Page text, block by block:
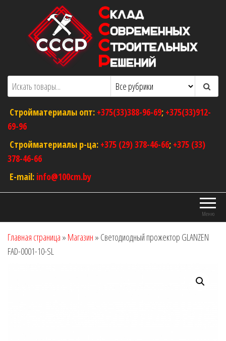
содержимому
ООО "Склад Современных Строительных
Решений"
Оптовый магазин строительных
материалов
Стройматериалы опт: +375(33)388-96-69; +375(33)912-
69-96
Стройматериалы р-ца: +375 (29) 378-46-66; +375 (33)
378-46-66
E-mail: info@100cm.by
Меню
Главная страница » Магазин » Светодиодный прожектор GLANZEN
FAD-0001-10-SL